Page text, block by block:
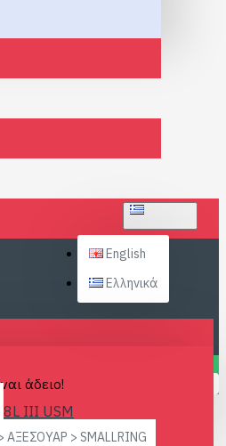
English
Ελληνικά
άδειο!
ΑΞΕΣΟΥΑΡ > SMALLRING
III USM